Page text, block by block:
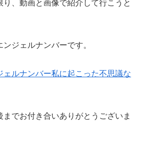
り、動画と画像で紹介して行こうと
ジェルナンバーです。
ェルナンバー私に起こった不思議な
までお付き合いありがとうございま